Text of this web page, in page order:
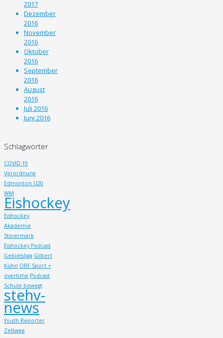
2017
Dezember
2016
November
2016
Oktober
2016
September
2016
August
2016
Juli 2016
Juni 2016
Schlagwörter
COVID-19
Verordnung
Edmonton U20
WM
Eishockey
Eishockey
Akademie
Steiermark
Eishockey Podcast
Gebietsliga Gilbert
Kühn ORF Sport +
overtime Podcast
Schule bewegt
stehv-
news
Youth Reporter
Zeltweg